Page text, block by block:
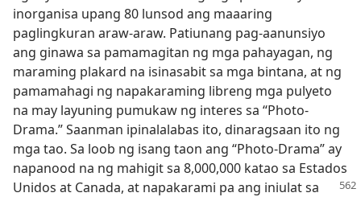
inorganisa upang 80 lunsod ang maaaring
paglingkuran araw-araw. Patiunang pag-aanunsiyo
ang ginawa sa pamamagitan ng mga pahayagan, ng
maraming plakard na isinasabit sa mga bintana, at ng
pamamahagi ng napakaraming libreng mga pulyeto
na may layuning pumukaw ng interes sa “Photo-
Drama.” Saanman ipinalalabas ito, dinaragsaan ito ng
mga tao. Sa loob ng isang taon ang “Photo-Drama” ay
napanood na ng mahigit sa 8,000,000 katao sa Estados
Unidos at Canada, at napakarami pa ang iniulat sa